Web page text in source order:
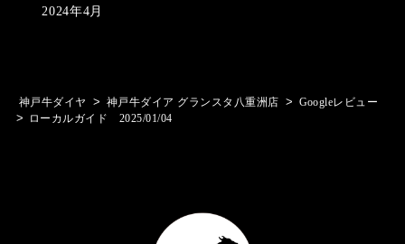
2024年4月
神戸牛ダイヤ > 神戸牛ダイア グランスタ八重洲店 > Googleレビュー
> ローカルガイド 2025/01/04